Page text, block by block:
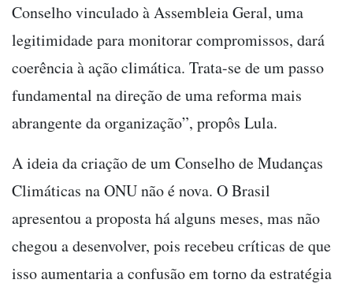
Conselho vinculado à Assembleia Geral, uma
legitimidade para monitorar compromissos, dará
coerência à ação climática. Trata-se de um passo
fundamental na direção de uma reforma mais
abrangente da organização”, propôs Lula.
A ideia da criação de um Conselho de Mudanças
Climáticas na ONU não é nova. O Brasil
apresentou a proposta há alguns meses, mas não
chegou a desenvolver, pois recebeu críticas de que
isso aumentaria a confusão em torno da estratégia